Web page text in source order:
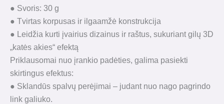
● Svoris: 30 g
● Tvirtas korpusas ir ilgaamžė konstrukcija
● Leidžia kurti įvairius dizainus ir raštus, sukuriant gilų 3D
„katės akies“ efektą
Priklausomai nuo įrankio padėties, galima pasiekti
skirtingus efektus:
● Sklandūs spalvų perėjimai – judant nuo nago pagrindo
link galiuko.